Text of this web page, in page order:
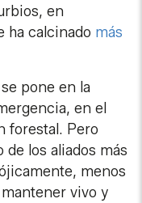
en
ha calcinado más
pone en la
en el
forestal. Pero
los aliados más
menos
vivo y